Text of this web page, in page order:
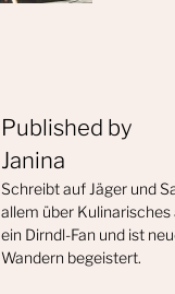
Published by
Janina
Schreibt auf Jäger und
allem über
ein Dirndl-Fan und ist
Wandern begeistert.